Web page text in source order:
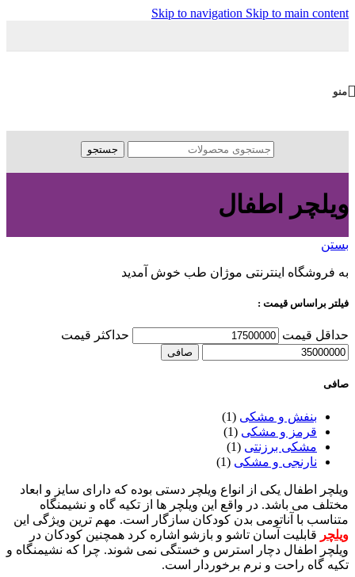
Skip to navigation Skip to main content
منو
جستجو
ویلچر اطفال
بستن
به فروشگاه اینترنتی موژان طب خوش آمدید
فیلتر براساس قیمت :
حداقل قیمت حداكثر قيمت
صافی
صافی
بنفش و مشکی (1)
قرمز و مشکی (1)
مشکی برزنتی (1)
نارنجی و مشکی (1)
ویلچر اطفال یکی از انواع ویلچر دستی بوده که دارای سایز و ابعاد
مختلف می باشد. در واقع این ویلچر ها از تکیه گاه و نشیمنگاه
متناسب با آناتومی بدن کودکان سازگار است. مهم ترین ویژگی این
ویلچر قابلیت آسان تاشو و بازشو اشاره کرد همچنین کودکان در
ویلچر اطفال دچار استرس و خستگی نمی شوند. چرا که نشیمنگاه و
تکیه گاه راحت و نرم برخوردار است.